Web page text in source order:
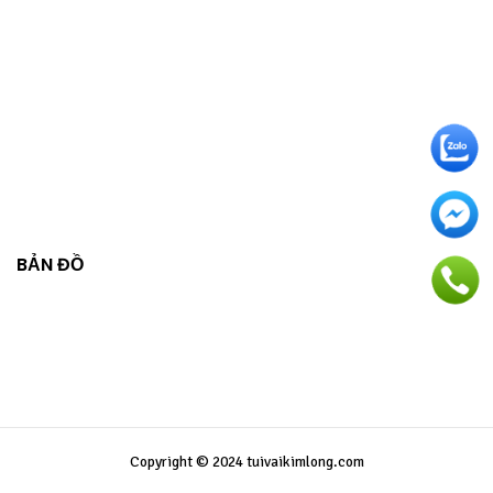
này phù hợp cho các đơn hàng số lượng nhỏ và thiết kế
đơn giản. Tuy chi phí thấp nhưng chất lượng in vẫn đảm
: Thường được áp dụng cho những mẫu thiết
kế phức tạp, đòi hỏi hình ảnh chi tiết và đa sắc màu.
Phương pháp này giúp hình in có độ bền cao, không bị
phai mờ theo thời gian, tạo ra sản phẩm có chất lượng
được kết quả tốt nhất.
BẢN ĐỒ
Copyright © 2024 tuivaikimlong.com